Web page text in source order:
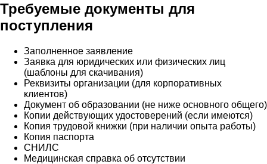
Требуемые документы для
поступления
Заполненное заявление
Заявка для юридических или физических лиц
(шаблоны для скачивания)
Реквизиты организации (для корпоративных
клиентов)
Документ об образовании (не ниже основного общего)
Копии действующих удостоверений (если имеются)
Копия трудовой книжки (при наличии опыта работы)
Копия паспорта
СНИЛС
Медицинская справка об отсутствии